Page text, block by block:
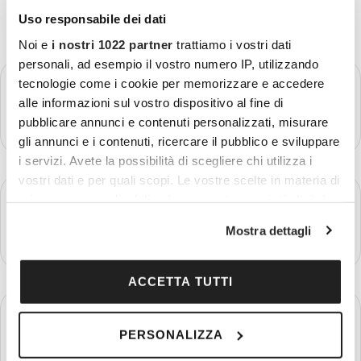
Uso responsabile dei dati
Noi e i nostri 1022 partner trattiamo i vostri dati
personali, ad esempio il vostro numero IP, utilizzando
tecnologie come i cookie per memorizzare e accedere
alle informazioni sul vostro dispositivo al fine di
pubblicare annunci e contenuti personalizzati, misurare
gli annunci e i contenuti, ricercare il pubblico e sviluppare
i servizi. Avete la possibilità di scegliere chi utilizza i
vostri dati e per quali scopi. Le vostre scelte in materia di
modificare o revocare il proprio consenso in qualsiasi
momento dalla Dichiarazione sui cookie o facendo clic
sull'icona di attivazione della privacy.
Con il tuo consenso, vorremmo anche:
raccogliere informazioni sulla tua posizione
geografica, con un'approssimazione di qualche
Mostra dettagli
ACCETTA TUTTI
PERSONALIZZA
GIORNO 1
Partenza - Tunisi - Gammarth
Più dettagli
Tunisi - Cartagine - Sidi Bou Said - Gammarth
GIORNO 3
Bulla Regia - Dougga - Kairouan
Più dettagli